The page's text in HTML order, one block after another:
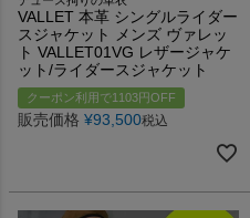
VALLET 本革 シングルライダー
スジャケット メンズ ヴァレッ
ト VALLET01VG レザージャケ
ット/ライダースジャケット
クーポン利用で1103円OFF
販売価格 ¥93,500税込